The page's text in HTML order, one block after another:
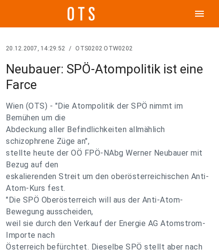
menu
20.12.2007, 14:29:52 / OTS0202 OTW0202
Neubauer: SPÖ-Atompolitik ist eine
Farce
Wien (OTS) - "Die Atompolitik der SPÖ nimmt im
Bemühen um die
Abdeckung aller Befindlichkeiten allmählich
schizophrene Züge an",
stellte heute der OÖ FPÖ-NAbg Werner Neubauer mit
Bezug auf den
eskalierenden Streit um den oberösterreichischen Anti-
Atom-Kurs fest.
"Die SPÖ Oberösterreich will aus der Anti-Atom-
Bewegung ausscheiden,
weil sie durch den Verkauf der Energie AG Atomstrom-
Importe nach
Österreich befürchtet. Dieselbe SPÖ stellt aber nach